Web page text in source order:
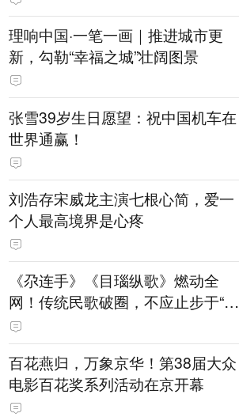
理响中国·一笔一画｜推进城市更
新，勾勒“幸福之城”壮阔图景
张雪39岁生日愿望：祝中国机车在
世界通赢！
刘浩存宋威龙主演七根心简，爱一
个人最高境界是心疼
《尕连手》《目瑙纵歌》燃动全
网！传统民歌破圈，不应止步于“上
头”
百花燕归，万象京华！第38届大众
电影百花奖系列活动在京开幕